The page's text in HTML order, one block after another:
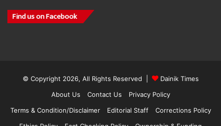
Find us on Facebook
© Copyright 2026, All Rights Reserved |
Dainik Times
About Us
Contact Us
Privacy Policy
Terms & Condition/Disclaimer
Editorial Staff
Corrections Policy